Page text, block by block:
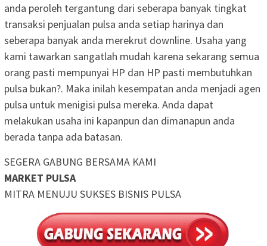
anda peroleh tergantung dari seberapa banyak tingkat
transaksi penjualan pulsa anda setiap harinya dan
seberapa banyak anda merekrut downline. Usaha yang
kami tawarkan sangatlah mudah karena sekarang semua
orang pasti mempunyai HP dan HP pasti membutuhkan
pulsa bukan?. Maka inilah kesempatan anda menjadi agen
pulsa untuk menigisi pulsa mereka. Anda dapat
melakukan usaha ini kapanpun dan dimanapun anda
berada tanpa ada batasan.
SEGERA GABUNG BERSAMA KAMI
MARKET PULSA
MITRA MENUJU SUKSES BISNIS PULSA